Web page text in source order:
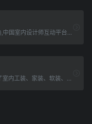
拓者设计吧(TuoZhe8),中国室内设计师互动平台。深耕设计领域十二年,拓者吧聚集了400万设计师、室内设计师、效果图设计师、软装设计师、装修设计人,设计创意群体中具有较高的影响力与号召力！
知末全球案例 - 收录了室内工装、家装、软装、景观设计、国内外建筑案例,学习优秀获奖作品,了解大师设计思维就上知末网.